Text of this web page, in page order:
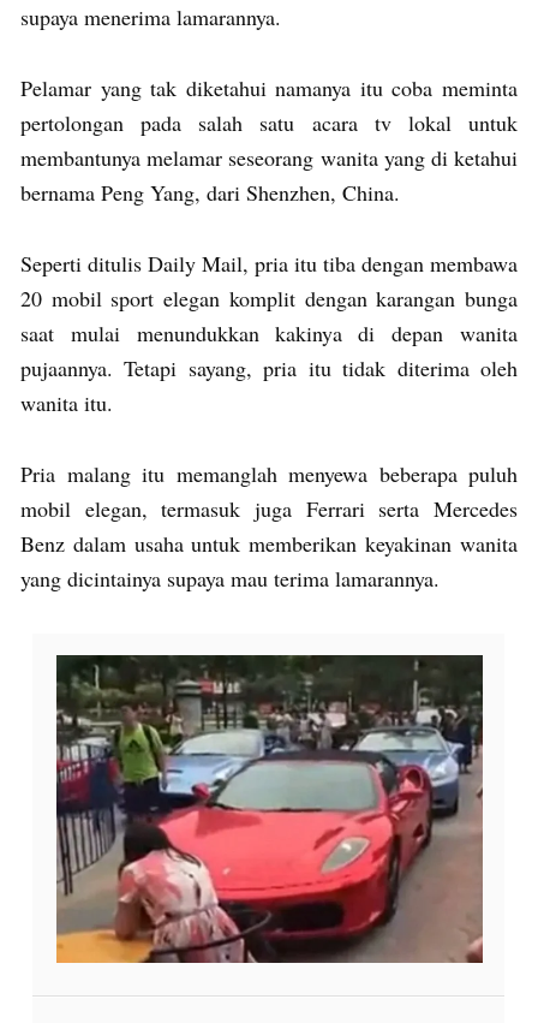
supaya menerima lamarannya.
Pelamar yang tak diketahui namanya itu coba meminta
pertolongan pada salah satu acara tv lokal untuk
membantunya melamar seseorang wanita yang di ketahui
bernama Peng Yang, dari Shenzhen, China.
Seperti ditulis Daily Mail, pria itu tiba dengan membawa
20 mobil sport elegan komplit dengan karangan bunga
saat mulai menundukkan kakinya di depan wanita
pujaannya. Tetapi sayang, pria itu tidak diterima oleh
wanita itu.
Pria malang itu memanglah menyewa beberapa puluh
mobil elegan, termasuk juga Ferrari serta Mercedes
Benz dalam usaha untuk memberikan keyakinan wanita
yang dicintainya supaya mau terima lamarannya.